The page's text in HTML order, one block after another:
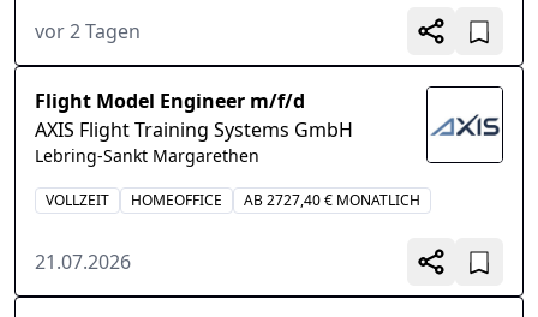
vor 2 Tagen
Flight Model Engineer m/f/d
AXIS Flight Training Systems GmbH
Lebring-Sankt Margarethen
VOLLZEIT HOMEOFFICE AB 2727,40 € MONATLICH
21.07.2026